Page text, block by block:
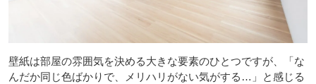
壁紙は部屋の雰囲気を決める大きな要素のひとつですが、「な
んだか同じ色ばかりで、メリハリがない気がする…」と感じる